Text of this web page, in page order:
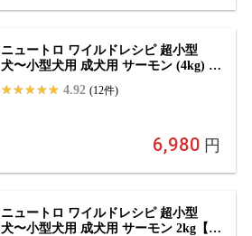
ニュートロ ワイルドレシピ 超小型
犬〜小型犬用 成犬用 サーモン (4kg) 正
6,980 円
4.92 (12件)
ニュートロ ワイルドレシピ 超小型
犬〜小型犬用 成犬用 サーモン 2kg【正